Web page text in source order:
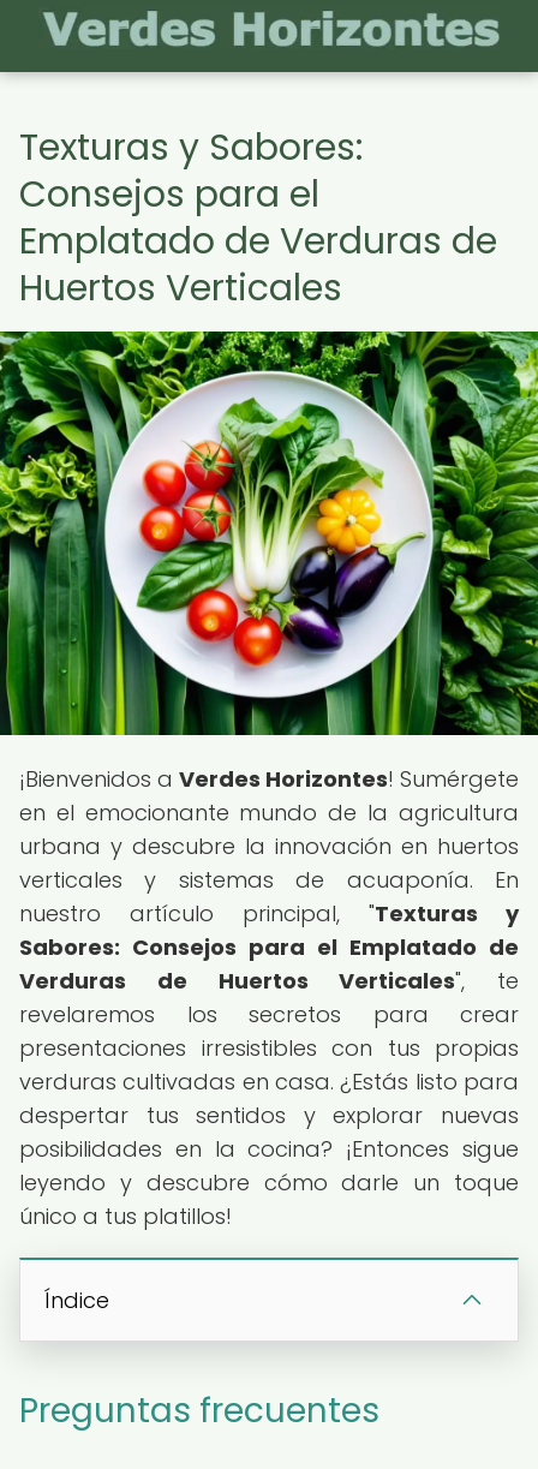
Texturas y Sabores:
Consejos para el
Emplatado de Verduras de
Huertos Verticales
¡Bienvenidos a Verdes Horizontes! Sumérgete
en el emocionante mundo de la agricultura
urbana y descubre la innovación en huertos
verticales y sistemas de acuaponía. En
nuestro artículo principal, "Texturas y
Sabores: Consejos para el Emplatado de
Verduras de Huertos Verticales", te
revelaremos los secretos para crear
presentaciones irresistibles con tus propias
verduras cultivadas en casa. ¿Estás listo para
despertar tus sentidos y explorar nuevas
posibilidades en la cocina? ¡Entonces sigue
leyendo y descubre cómo darle un toque
único a tus platillos!
Índice
Preguntas frecuentes